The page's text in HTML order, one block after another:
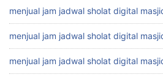
menjual jam jadwal sholat digital
menjual jam jadwal sholat digital
menjual jam jadwal sholat digital